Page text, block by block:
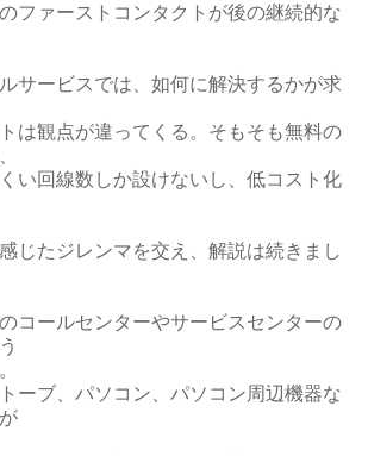
ファーストコンタクトが後の継続的な
サービスでは、如何に解決するかが求
は観点が違ってくる。そもそも無料の
い回線数しか設けないし、低コスト化
じたジレンマを交え、解説は続きまし
コールセンターやサービスセンターの
。
ーブ、パソコン、パソコン周辺機器な